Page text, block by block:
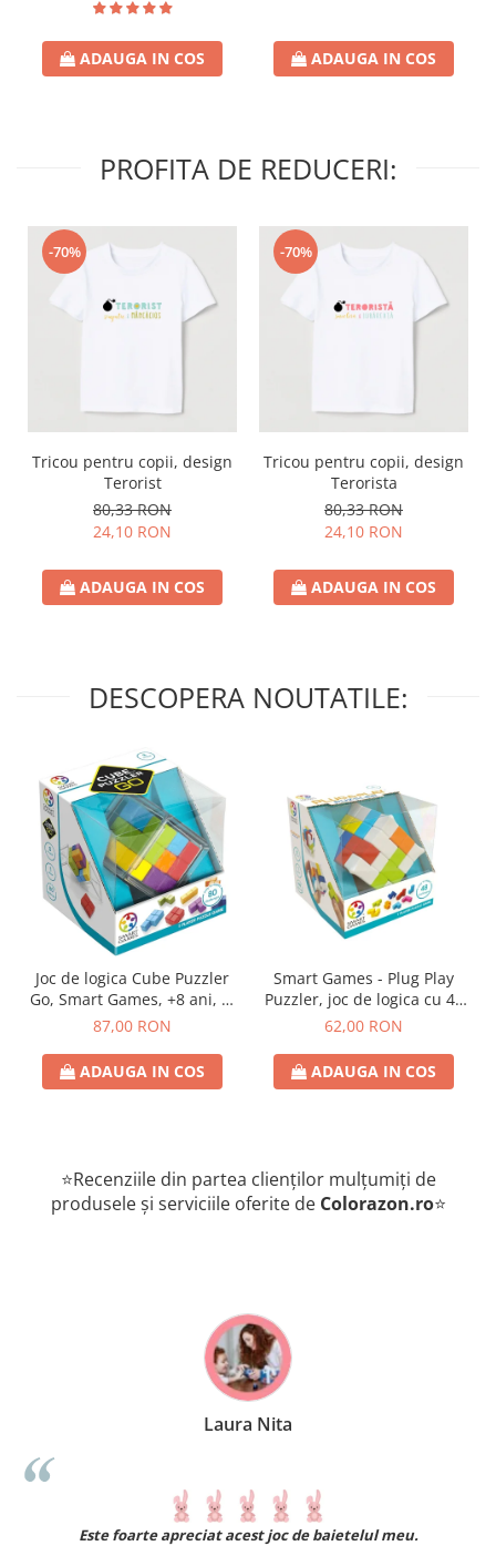
ADAUGA IN COS ADAUGA IN COS
PROFITA DE REDUCERI:
-70%
Tricou pentru copii, design
Terorist
80,33 RON
24,10 RON
ADAUGA IN COS
-70%
Tricou pentru copii, design
Terorista
80,33 RON
24,10 RON
ADAUGA IN COS
DESCOPERA NOUTATILE:
Joc de logica Cube Puzzler
Go, Smart Games, +8 ani, lb
romana
87,00 RON
ADAUGA IN COS
Smart Games - Plug Play
Puzzler, joc de logica cu 48
de provocari, 6+ ani, lb
62,00 RON
ADAUGA IN COS
⭐Recenziile din partea clienților mulțumiți de
produsele și serviciile oferite de Colorazon.ro⭐
Laura Nita
Este foarte apreciat acest joc de baietelul meu.